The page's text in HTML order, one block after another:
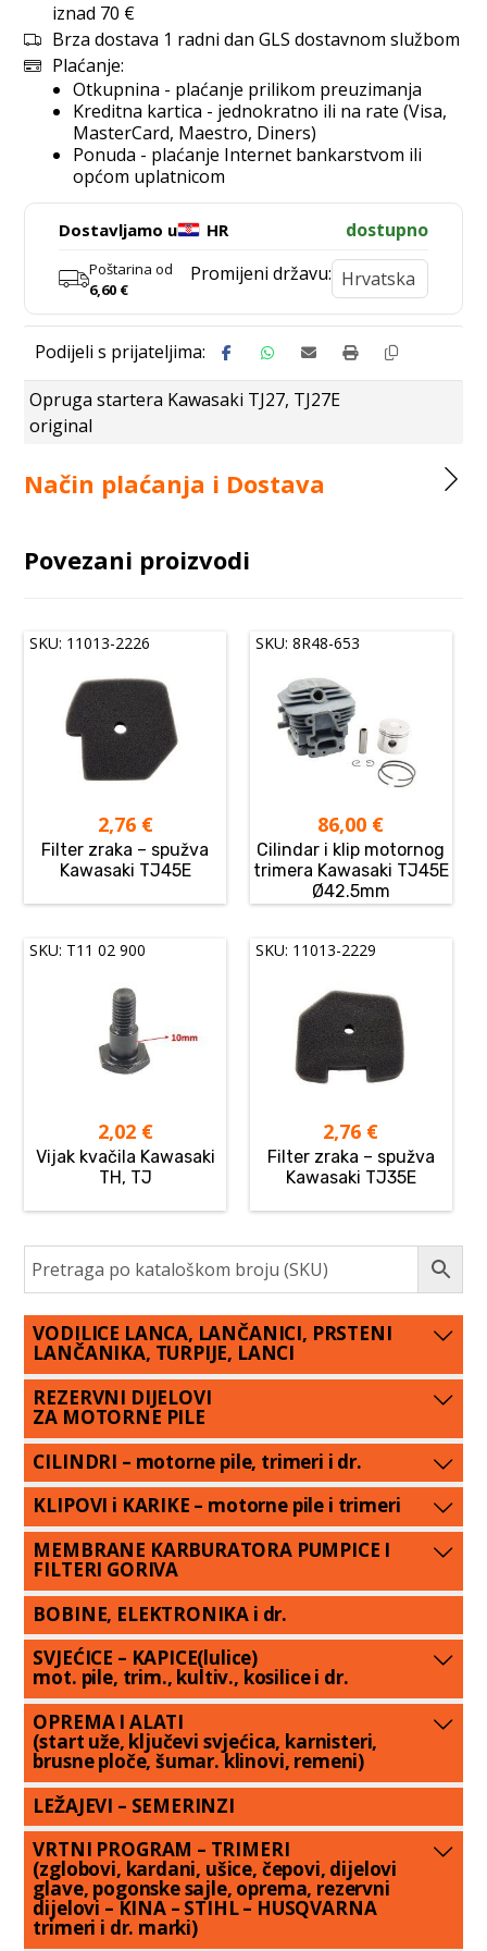
iznad 70 €
Brza dostava 1 radni dan GLS dostavnom službom
Plaćanje:
Otkupnina - plaćanje prilikom preuzimanja
Kreditna kartica - jednokratno ili na rate (Visa,
MasterCard, Maestro, Diners)
Ponuda - plaćanje Internet bankarstvom ili
općom uplatnicom
Dostavljamo u HR dostupno
Poštarina od
6,60 €
Promijeni državu:
Opruga startera Kawasaki TJ27, TJ27E
original
Način plaćanja i Dostava
Povezani proizvodi
SKU: 11013-2226
2,76 €
Filter zraka – spužva
Kawasaki TJ45E
SKU: 8R48-653
86,00 €
Cilindar i klip motornog
trimera Kawasaki TJ45E
Ø42.5mm
SKU: T11 02 900
2,02 €
Vijak kvačila Kawasaki
TH, TJ
SKU: 11013-2229
2,76 €
Filter zraka – spužva
Kawasaki TJ35E
VODILICE LANCA, LANČANICI, PRSTENI
LANČANIKA, TURPIJE, LANCI
REZERVNI DIJELOVI
ZA MOTORNE PILE
CILINDRI – motorne pile, trimeri i dr.
KLIPOVI i KARIKE – motorne pile i trimeri
MEMBRANE KARBURATORA PUMPICE I
FILTERI GORIVA
BOBINE, ELEKTRONIKA i dr.
SVJEĆICE – KAPICE(lulice)
mot. pile, trim., kultiv., kosilice i dr.
OPREMA I ALATI
(start uže, ključevi svjećica, karnisteri,
brusne ploče, šumar. klinovi, remeni)
LEŽAJEVI – SEMERINZI
VRTNI PROGRAM – TRIMERI
(zglobovi, kardani, ušice, čepovi, dijelovi
glave, pogonske sajle, oprema, rezervni
dijelovi – KINA – STIHL – HUSQVARNA
trimeri i dr. marki)